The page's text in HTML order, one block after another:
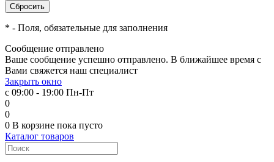
* - Поля, обязательные для заполнения
Сообщение отправлено
Ваше сообщение успешно отправлено. В ближайшее время с
Вами свяжется наш специалист
Закрыть окно
с 09:00 - 19:00 Пн-Пт
0
0
0 В корзине пока пусто
Каталог товаров